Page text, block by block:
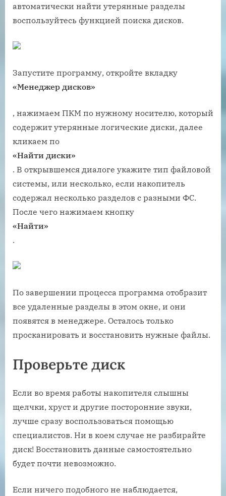
автоматически найти утерянные разделы
воспользуйтесь функцией поиска дисков.
Запустите программу, откройте вкладку
«Менеджер дисков»
, нажимаем ПКМ по нужному носителю, который
содержит утерянные логические диски, далее
кликаем по
«Найти диски»
. В открывшемся диалоге укажите тип файловой
системы, или несколько, если накопитель
содержал несколько разделов с разными ФС.
После чего нажимаем кнопку
«Найти»
.
По завершении процесса программа отобразит
все удаленные разделы в этом окне, и они
появятся в менеджере. Осталось только
просканировать и восстановить нужные файлы.
Проверьте диск
Если во время работы накопителя слышны
щелчки, хруст и другие посторонние звуки,
лучше сразу воспользоваться помощью
специалистов. Ни в коем случае не разбирайте
диск! Восстановить данные самостоятельно
будет почти невозможно.
Если ничего подобного не наблюдается,